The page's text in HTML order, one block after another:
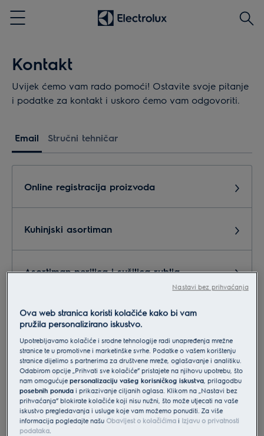
Menu
Traži
Kontakt
Uvijek ćemo vam rado pomoći! Ostavite svoje pitanje
i podatke za kontakt i uskoro ćemo vam odgovoriti.
Email Stručni tehničar
Online registracija proizvoda
Kuhinjski asortiman
Asortiman perilica i sušilica rublja
Usisavači i mali kućanski aparati
Marketing,PR
Servis, reklamacije, postprodaja
Ova web stranica koristi kolačiće kako bi vam
pružila personalizirano iskustvo.
Upotrebljavamo kolačiće i srodne tehnologije radi unapređenja mrežne
stranice te u promotivne i marketinške svrhe. Podatke o vašem korištenju
stranice dijelimo s partnerima za društvene mreže, oglašavanje i analitiku.
Odabirom opcije „Prihvati sve kolačiće” pristajete na njihovu upotrebu, što
nam omogućujepersonalizaciju vašeg korisničkog iskustva, prilagodbu
posebnih ponuda i prikazivanje ciljanih oglasa. Klikom na „Nastavi bez
prihvaćanja” blokirate kolačiće koji nisu nužni, što može utjecati na vaše
iskustvo pregledavanja i usluge koje vam možemo ponuditi. Za više
informacija pogledajte našu Obavijest o kolačićima i Izjavu o privatnosti
podataka.
Nastavi bez prihvaćanja